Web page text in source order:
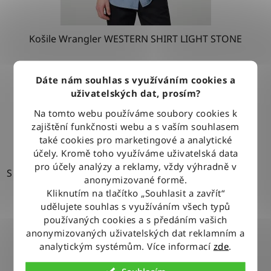
Dáte nám souhlas s využíváním cookies a
uživatelských dat, prosím?
Na tomto webu používáme soubory cookies k
zajištění funkčnosti webu a s vaším souhlasem
také cookies pro marketingové a analytické
účely. Kromě toho využíváme uživatelská data
pro účely analýzy a reklamy, vždy výhradně v
anonymizované formě.
Kliknutím na tlačítko „Souhlasit a zavřít“
udělujete souhlas s využíváním všech typů
používaných cookies a s předáním vašich
anonymizovaných uživatelských dat reklamním a
analytickým systémům. Více informací zde.
Košile Wrangler WESTERN SHIRT LIGHT STONE
1 279 Kč
DETAIL
S